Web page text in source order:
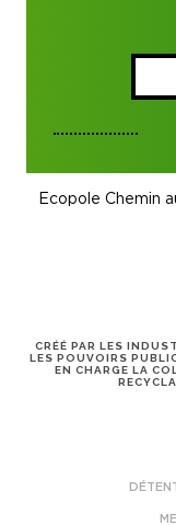
Ecopole Chemin
CRÉÉ PAR LES
LES POUVOIRS
EN CHARGE LA